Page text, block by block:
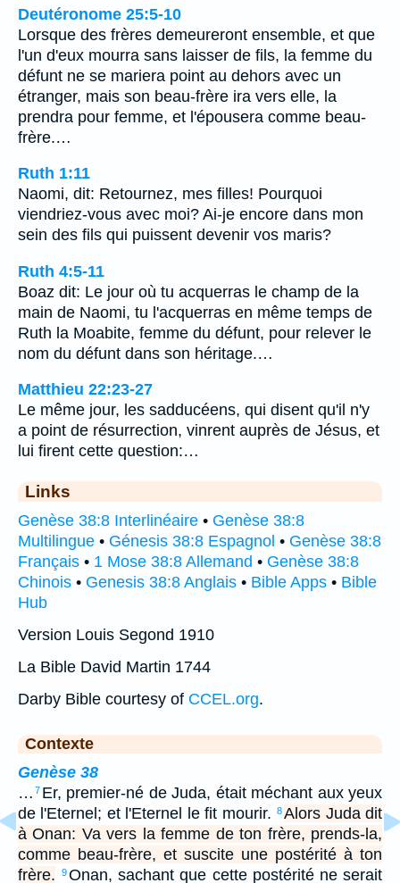
Deutéronome 25:5-10
Lorsque des frères demeureront ensemble, et que
l'un d'eux mourra sans laisser de fils, la femme du
défunt ne se mariera point au dehors avec un
étranger, mais son beau-frère ira vers elle, la
prendra pour femme, et l'épousera comme beau-
frère.…
Ruth 1:11
Naomi, dit: Retournez, mes filles! Pourquoi
viendriez-vous avec moi? Ai-je encore dans mon
sein des fils qui puissent devenir vos maris?
Ruth 4:5-11
Boaz dit: Le jour où tu acquerras le champ de la
main de Naomi, tu l'acquerras en même temps de
Ruth la Moabite, femme du défunt, pour relever le
nom du défunt dans son héritage.…
Matthieu 22:23-27
Le même jour, les sadducéens, qui disent qu'il n'y
a point de résurrection, vinrent auprès de Jésus, et
lui firent cette question:…
Links
Genèse 38:8 Interlinéaire • Genèse 38:8
Multilingue • Génesis 38:8 Espagnol • Genèse 38:8
Français • 1 Mose 38:8 Allemand • Genèse 38:8
Chinois • Genesis 38:8 Anglais • Bible Apps • Bible
Hub
Version Louis Segond 1910
La Bible David Martin 1744
Darby Bible courtesy of CCEL.org.
Contexte
Genèse 38
… 7 Er, premier-né de Juda, était méchant aux yeux
de l'Eternel; et l'Eternel le fit mourir. 8Alors Juda dit
à Onan: Va vers la femme de ton frère, prends-la,
comme beau-frère, et suscite une postérité à ton
frère.
9Onan, sachant que cette postérité ne serait